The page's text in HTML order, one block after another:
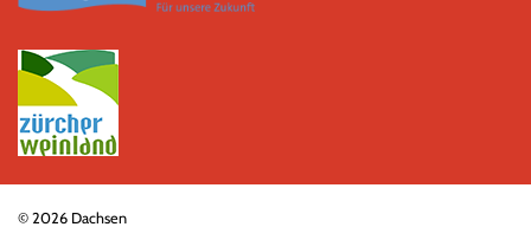
© 2026 Dachsen